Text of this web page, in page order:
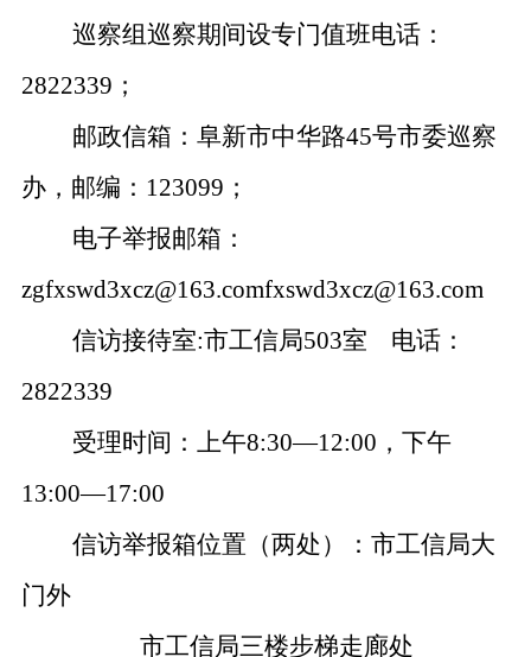
巡察组巡察期间设专门值班电话：
2822339；
邮政信箱：阜新市中华路45号市委巡察
办，邮编：123099；
电子举报邮箱：
zgfxswd3xcz@163.comfxswd3xcz@163.com
信访接待室:市工信局503室
电话：
2822339
受理时间：上午8:30—12:00，下午
13:00—17:00
信访举报箱位置（两处）：市工信局大
门外
市工信局三楼步梯走廊处